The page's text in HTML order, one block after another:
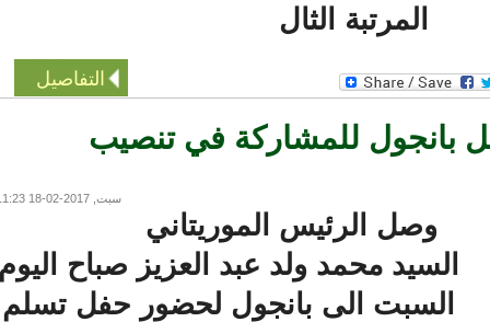
المرتبة الثال
التفاصيل
بانجول للمشاركة في تنصيب
سبت, 2017-02-18 11:23
وصل الرئيس الموريتاني
السيد محمد ولد عبد العزيز صباح اليوم
السبت الى بانجول لحضور حفل تسلم